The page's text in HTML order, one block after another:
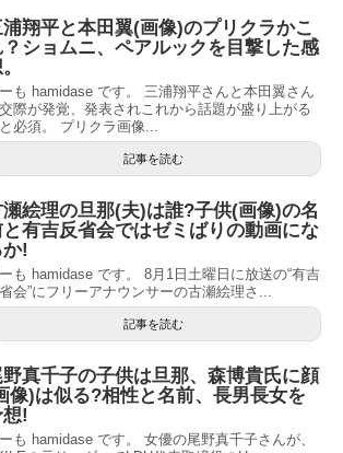
浦翔平と本田翼(画像)のプリクラかこ
ショムニ、ペアルックを目撃した感
も hamidase です。 三浦翔平さんと本田翼さん
際が発覚、発表されこれから話題が盛り上がる
必須。 プリクラ画像...
記事を読む
絵理の旦那(夫)は誰?子供(画像)の名
有吉反省会ではゼミばりの動画にな
か!
も hamidase です。 8月1日土曜日に放送の“有吉
会”にフリーアナウンサーの古瀬絵理さ...
記事を読む
野真千子の子供は旦那、森博貴氏に顔
像)は似る?相性と名前、長男長女を
!
も hamidase です。 女優の尾野真千子さんが、